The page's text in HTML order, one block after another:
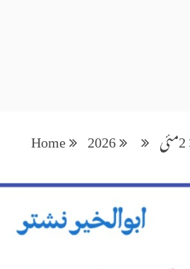
Home 2026 مئی2